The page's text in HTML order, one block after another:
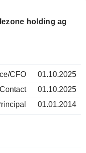
holding ag
CFO
01.10.2025
01.10.2025
01.01.2014